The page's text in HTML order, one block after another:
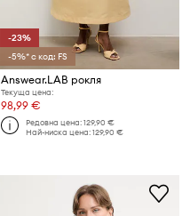
-23%
-5%* с код: FS
Answear.LAB рокля
Текуща цена:
98,99 €
Редовна цена:129,90 €
Най-ниска цена:129,90 €